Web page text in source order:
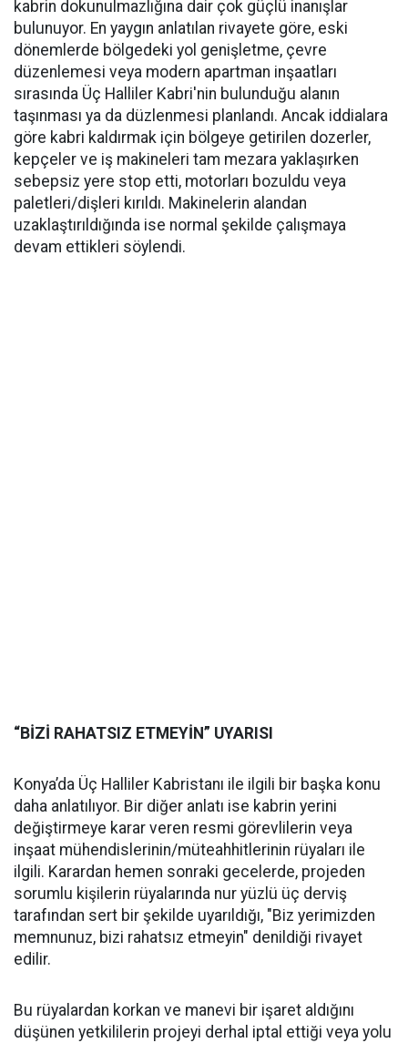
kabrin dokunulmazlığına dair çok güçlü inanışlar
bulunuyor. En yaygın anlatılan rivayete göre, eski
dönemlerde bölgedeki yol genişletme, çevre
düzenlemesi veya modern apartman inşaatları
sırasında Üç Halliler Kabri'nin bulunduğu alanın
taşınması ya da düzlenmesi planlandı. Ancak iddialara
göre kabri kaldırmak için bölgeye getirilen dozerler,
kepçeler ve iş makineleri tam mezara yaklaşırken
sebepsiz yere stop etti, motorları bozuldu veya
paletleri/dişleri kırıldı. Makinelerin alandan
uzaklaştırıldığında ise normal şekilde çalışmaya
devam ettikleri söylendi.
“BİZİ RAHATSIZ ETMEYİN” UYARISI
Konya’da Üç Halliler Kabristanı ile ilgili bir başka konu
daha anlatılıyor. Bir diğer anlatı ise kabrin yerini
değiştirmeye karar veren resmi görevlilerin veya
inşaat mühendislerinin/müteahhitlerinin rüyaları ile
ilgili. Karardan hemen sonraki gecelerde, projeden
sorumlu kişilerin rüyalarında nur yüzlü üç derviş
tarafından sert bir şekilde uyarıldığı, "Biz yerimizden
memnunuz, bizi rahatsız etmeyin" denildiği rivayet
edilir.
Bu rüyalardan korkan ve manevi bir işaret aldığını
düşünen yetkililerin projeyi derhal iptal ettiği veya yolu